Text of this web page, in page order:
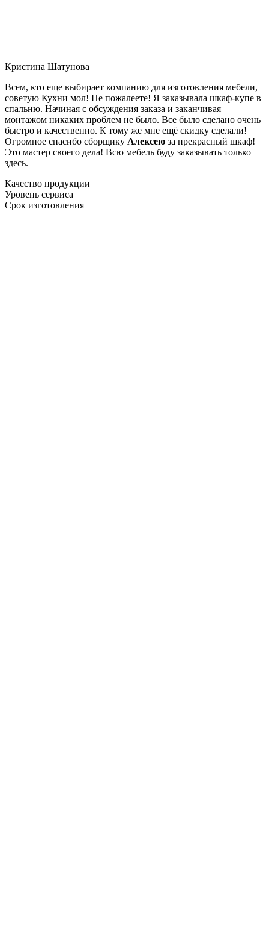
Кристина Шатунова
Всем, кто еще выбирает компанию для изготовления мебели,
советую Кухни мол! Не пожалеете! Я заказывала шкаф-купе в
спальню. Начиная с обсуждения заказа и заканчивая
монтажом никаких проблем не было. Все было сделано очень
быстро и качественно. К тому же мне ещё скидку сделали!
Огромное спасибо сборщику Алексею за прекрасный шкаф!
Это мастер своего дела! Всю мебель буду заказывать только
здесь.
Качество продукции
Уровень сервиса
Срок изготовления